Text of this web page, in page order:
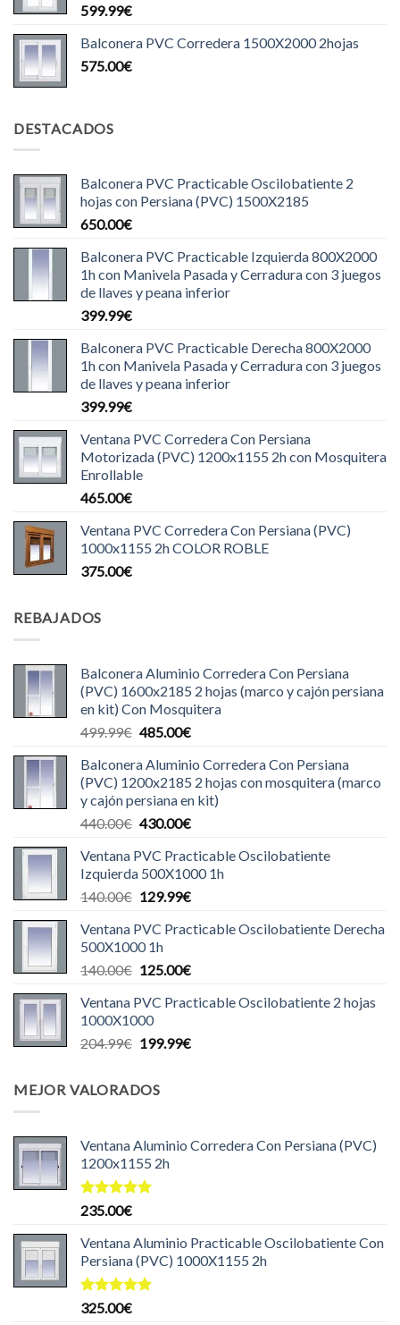
599.99€
Balconera PVC Corredera 1500X2000 2hojas
575.00€
DESTACADOS
Balconera PVC Practicable Oscilobatiente 2
hojas con Persiana (PVC) 1500X2185
650.00€
Balconera PVC Practicable Izquierda 800X2000
1h con Manivela Pasada y Cerradura con 3 juegos
de llaves y peana inferior
399.99€
Balconera PVC Practicable Derecha 800X2000
1h con Manivela Pasada y Cerradura con 3 juegos
de llaves y peana inferior
399.99€
Ventana PVC Corredera Con Persiana
Motorizada (PVC) 1200x1155 2h con Mosquitera
Enrollable
465.00€
Ventana PVC Corredera Con Persiana (PVC)
1000x1155 2h COLOR ROBLE
375.00€
REBAJADOS
Balconera Aluminio Corredera Con Persiana
(PVC) 1600x2185 2 hojas (marco y cajón persiana
en kit) Con Mosquitera
499.99€ El
original
era:
499.99€.
485.00€El
actual
es:
485.00€.
Balconera Aluminio Corredera Con Persiana
(PVC) 1200x2185 2 hojas con mosquitera (marco
y cajón persiana en kit)
440.00€ El
original
era:
440.00€.
430.00€El
actual
es:
430.00€.
Ventana PVC Practicable Oscilobatiente
Izquierda 500X1000 1h
140.00€ El
original
era:
140.00€.
129.99€El
actual
129.99€.
Ventana PVC Practicable Oscilobatiente Derecha
500X1000 1h
140.00€ El
original
era:
140.00€.
125.00€El
actual
125.00€.
Ventana PVC Practicable Oscilobatiente 2 hojas
1000X1000
204.99€ El
era:
199.99€El
MEJOR VALORADOS
Ventana Aluminio Corredera Con Persiana (PVC)
1200x1155 2h
Valorado
de 5
235.00€
Ventana Aluminio Practicable Oscilobatiente Con
Persiana (PVC) 1000X1155 2h
Valorado
325.00€